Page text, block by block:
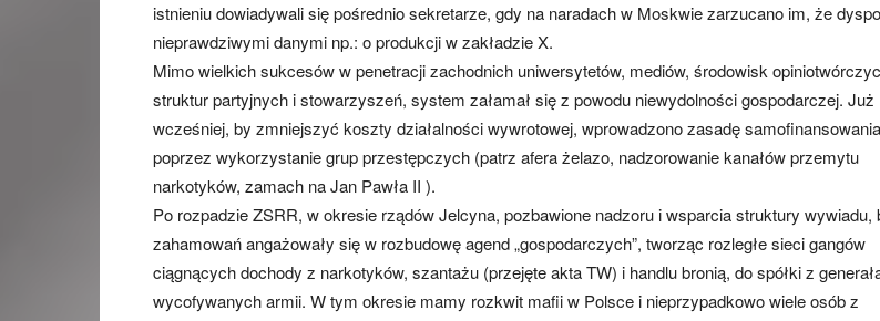
istnieniu dowiadywali się pośrednio sekretarze, gdy na naradach w Moskwie zarzucano im, że
nieprawdziwymi danymi np.: o produkcji w zakładzie X.
Mimo wielkich sukcesów w penetracji zachodnich uniwersytetów, mediów, środowisk
struktur partyjnych i stowarzyszeń, system załamał się z powodu niewydolności gospodarczej. Już
wcześniej, by zmniejszyć koszty działalności wywrotowej, wprowadzono zasadę samofinansowania
poprzez wykorzystanie grup przestępczych (patrz afera żelazo, nadzorowanie kanałów przemytu
narkotyków, zamach na Jan Pawła II ).
Po rozpadzie ZSRR, w okresie rządów Jelcyna, pozbawione nadzoru i wsparcia struktury wywiadu,
zahamowań angażowały się w rozbudowę agend „gospodarczych”, tworząc rozległe sieci gangów
ciągnących dochody z narkotyków, szantażu (przejęte akta TW) i handlu bronią, do spółki z
wycofywanych armii. W tym okresie mamy rozkwit mafii w Polsce i nieprzypadkowo wiele osób z